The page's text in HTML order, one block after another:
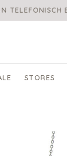
TELEFONISCH
STORES